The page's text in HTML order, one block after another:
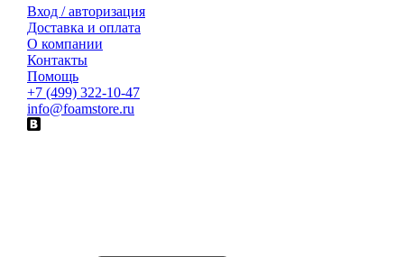
Вход / авторизация
Доставка и оплата
О компании
Контакты
Помощь
+7 (499) 322-10-47
info@foamstore.ru